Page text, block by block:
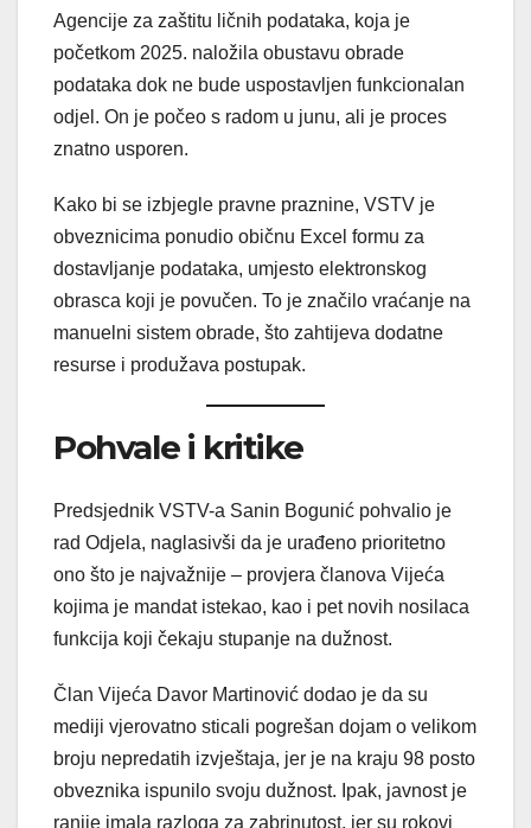
Agencije za zaštitu ličnih podataka, koja je
početkom 2025. naložila obustavu obrade
podataka dok ne bude uspostavljen funkcionalan
odjel. On je počeo s radom u junu, ali je proces
znatno usporen.
Kako bi se izbjegle pravne praznine, VSTV je
obveznicima ponudio običnu Excel formu za
dostavljanje podataka, umjesto elektronskog
obrasca koji je povučen. To je značilo vraćanje na
manuelni sistem obrade, što zahtijeva dodatne
resurse i produžava postupak.
Pohvale i kritike
Predsjednik VSTV-a Sanin Bogunić pohvalio je
rad Odjela, naglasivši da je urađeno prioritetno
ono što je najvažnije – provjera članova Vijeća
kojima je mandat istekao, kao i pet novih nosilaca
funkcija koji čekaju stupanje na dužnost.
Član Vijeća Davor Martinović dodao je da su
mediji vjerovatno sticali pogrešan dojam o velikom
broju nepredatih izvještaja, jer je na kraju 98 posto
obveznika ispunilo svoju dužnost. Ipak, javnost je
ranije imala razloga za zabrinutost, jer su rokovi